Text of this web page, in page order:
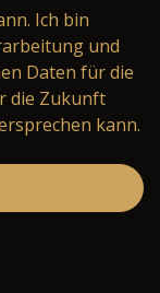
Ich bin
und
Daten für die
die Zukunft
kann.